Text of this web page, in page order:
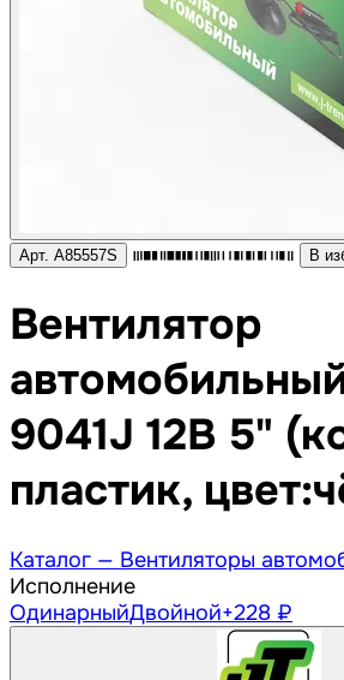
Арт. A85557S В
Вентилятор
9041J 12В 5"
пластик,
Каталог — Вентиляторы
Исполнение
ОдинарныйДвойной+228 ₽